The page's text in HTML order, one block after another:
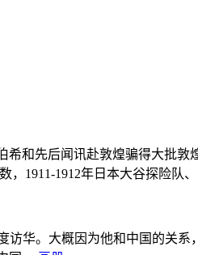
希和先后闻讯赴敦煌骗得大批
1911-1912年日本大谷探险队
访华。大概因为他和中国的关